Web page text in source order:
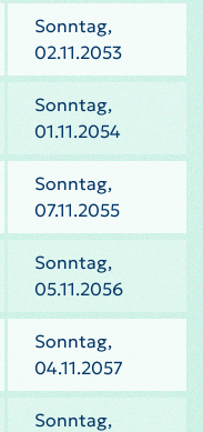
Sonntag,
02.11.2053
Sonntag,
01.11.2054
Sonntag,
07.11.2055
Sonntag,
05.11.2056
Sonntag,
04.11.2057
Sonntag,